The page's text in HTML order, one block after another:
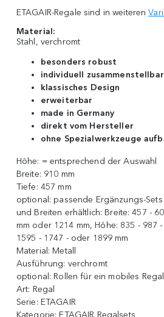
ETAGAIR-Regale sind in weiteren
Material:
Stahl, verchromt
besonders robust
individuell zusammenstellbar
klassisches Design
erweiterbar
made in Germany
direkt vom Hersteller
ohne Spezialwerkzeuge
Höhe: = entsprechend der Auswahl
Breite: 910 mm
Tiefe: 457 mm
optional: passende Ergänzungs-
und Breiten erhältlich: Breite: 457 -
mm oder 1214 mm, Höhe: 835 - 987
1595 - 1747 - oder 1899 mm
Material: Metall
Ausführung: verchromt
optional: Rollen für ein mobiles
Art: Regal
Serie: ETAGAIR
Kategorie: ETAGAIR Regalsets